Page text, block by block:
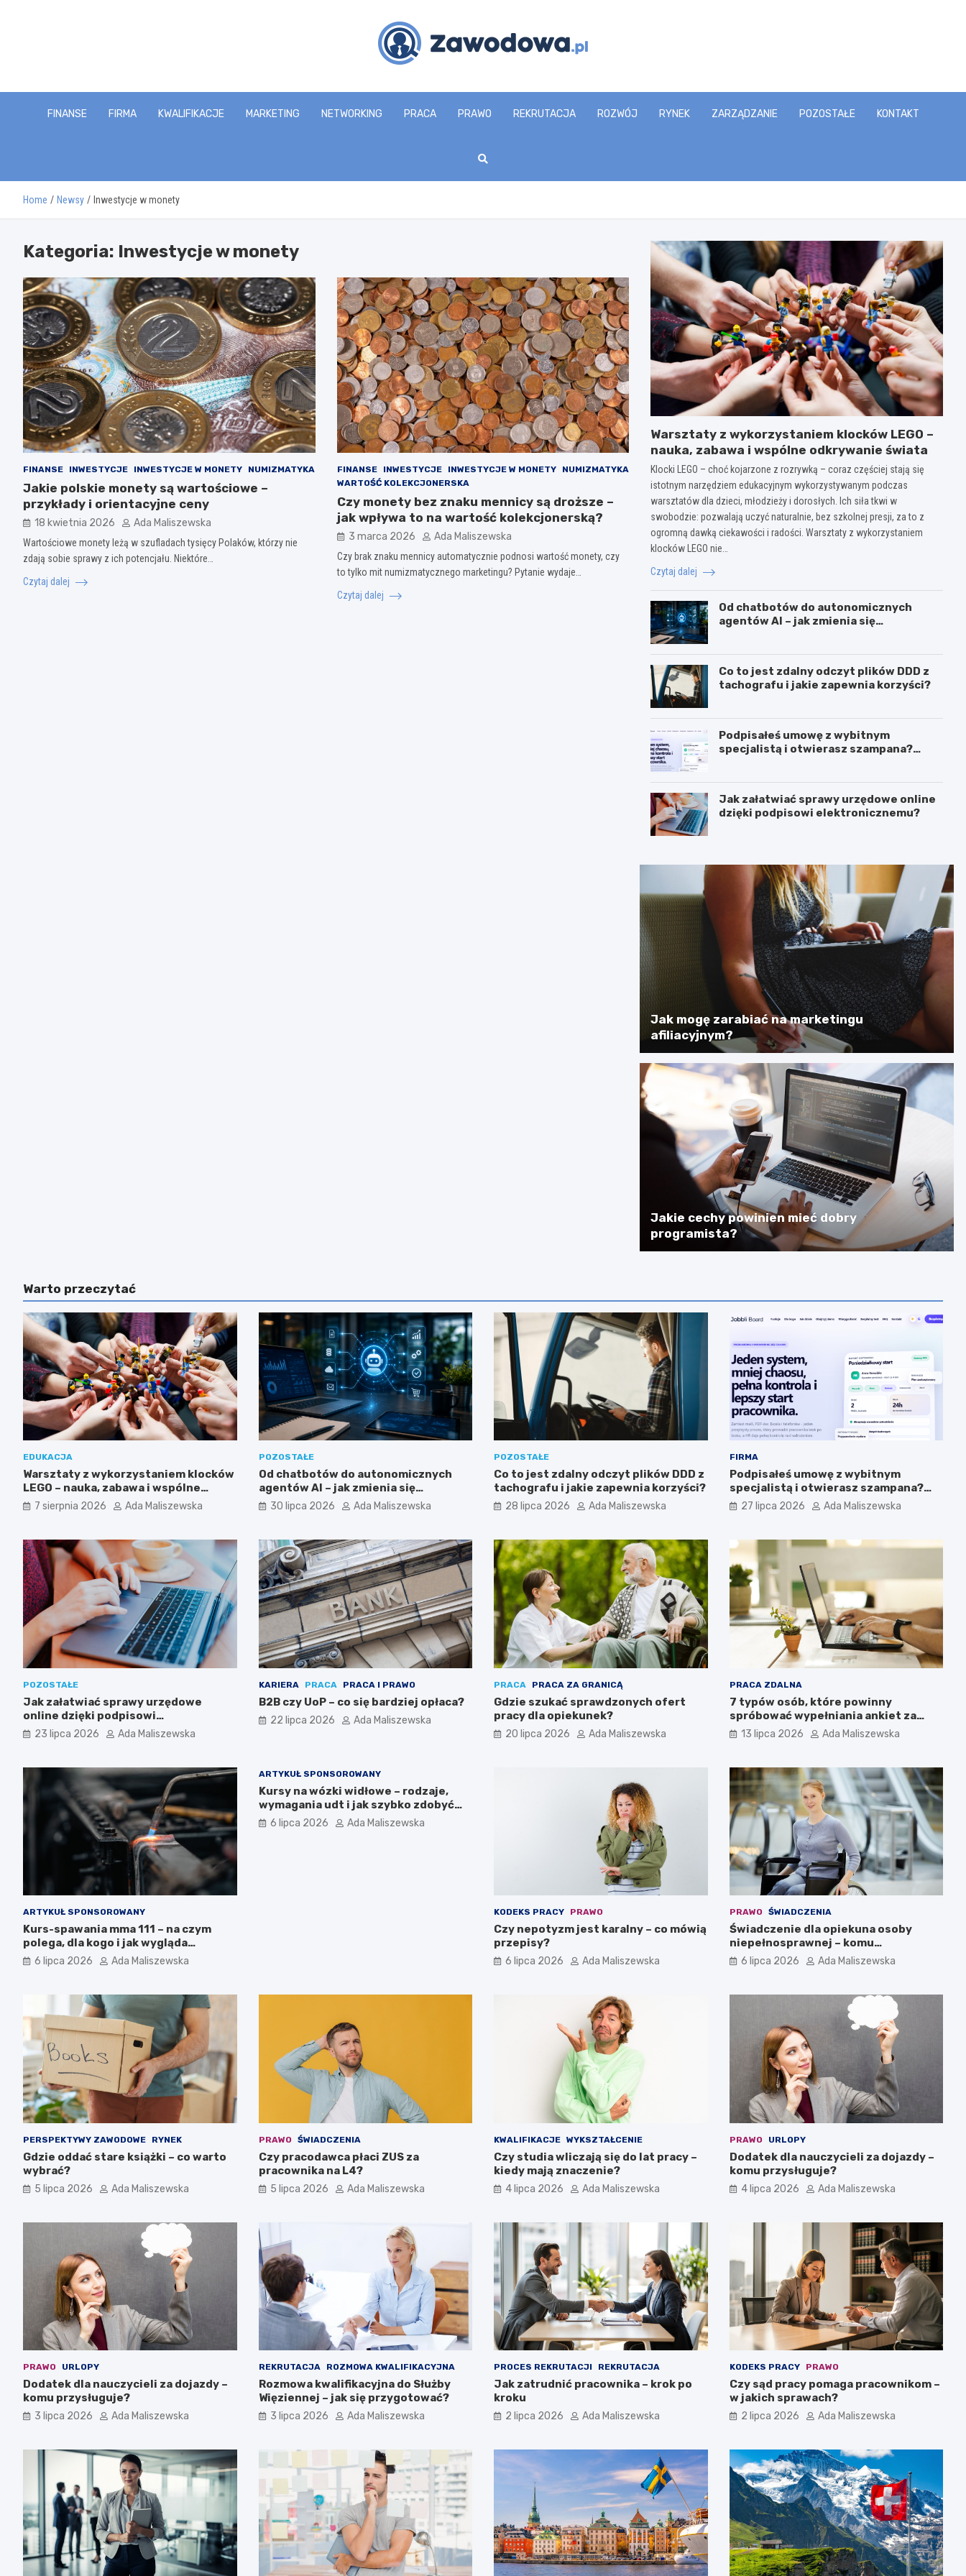
zawodowa.pl
FINANSE FIRMA KWALIFIKACJE MARKETING NETWORKING PRACA PRAWO REKRUTACJA ROZWÓJ RYNEK ZARZĄDZANIE POZOSTAŁE KONTAKT
Home Newsy Inwestycje w monety
Kategoria: Inwestycje w monety
FINANSE INWESTYCJE INWESTYCJE W MONETY NUMIZMATYKA
Jakie polskie monety są wartościowe –
przykłady i orientacyjne ceny
18 kwietnia 2026 Ada Maliszewska
Wartościowe monety leżą w szufladach tysięcy Polaków, którzy nie
zdają sobie sprawy z ich potencjału. Niektóre…
Czytaj dalej
FINANSE INWESTYCJE INWESTYCJE W MONETY
NUMIZMATYKA
WARTOŚĆ KOLEKCJONERSKA
Czy monety bez znaku mennicy są droższe –
jak wpływa to na wartość kolekcjonerską?
3 marca 2026 Ada Maliszewska
Czy brak znaku mennicy automatycznie podnosi wartość monety, czy
to tylko mit numizmatycznego marketingu? Pytanie wydaje…
Czytaj dalej
Warsztaty z wykorzystaniem klocków LEGO –
nauka, zabawa i wspólne odkrywanie świata
Klocki LEGO – choć kojarzone z rozrywką – coraz częściej stają się
istotnym narzędziem edukacyjnym wykorzystywanym podczas
warsztatów dla dzieci, młodzieży i dorosłych. Ich siła tkwi w
swobodzie: pozwalają uczyć naturalnie, bez szkolnej presji, za to z
ogromną dawką ciekawości i radości. Warsztaty z wykorzystaniem
klocków LEGO nie…
Czytaj dalej
Od chatbotów do autonomicznych
agentów AI – jak zmienia się
Co to jest zdalny odczyt plików DDD z
tachografu i jakie zapewnia korzyści?
Podpisałeś umowę z wybitnym
specjalistą i otwierasz szampana?
Jak załatwiać sprawy urzędowe online
dzięki podpisowi elektronicznemu?
Jak mogę zarabiać na marketingu
afiliacyjnym?
Jakie cechy powinien mieć dobry
programista?
Warto przeczytać
EDUKACJA
Warsztaty z wykorzystaniem klocków
LEGO – nauka, zabawa i wspólne
odkrywanie świata
7 sierpnia 2026 Ada Maliszewska
POZOSTAŁE
Od chatbotów do autonomicznych
agentów AI – jak zmienia się
wykorzystanie sztucznej inteligencji
w biznesie?
30 lipca 2026 Ada Maliszewska
POZOSTAŁE
Co to jest zdalny odczyt plików DDD z
tachografu i jakie zapewnia korzyści?
28 lipca 2026 Ada Maliszewska
FIRMA
Podpisałeś umowę z wybitnym
specjalistą i otwierasz szampana?
Przedwcześnie.
27 lipca 2026 Ada Maliszewska
POZOSTAŁE
Jak załatwiać sprawy urzędowe
online dzięki podpisowi
elektronicznemu?
23 lipca 2026 Ada Maliszewska
KARIERA PRACA PRACA I PRAWO
B2B czy UoP – co się bardziej opłaca?
22 lipca 2026 Ada Maliszewska
PRACA PRACA ZA GRANICĄ
Gdzie szukać sprawdzonych ofert
pracy dla opiekunek?
20 lipca 2026 Ada Maliszewska
PRACA ZDALNA
7 typów osób, które powinny
spróbować wypełniania ankiet za
pieniądze. Czy jesteś wśród nich?
13 lipca 2026 Ada Maliszewska
ARTYKUŁ SPONSOROWANY
Kurs-spawania mma 111 – na czym
polega, dla kogo i jak wygląda
egzamin?
6 lipca 2026 Ada Maliszewska
ARTYKUŁ SPONSOROWANY
Kursy na wózki widłowe – rodzaje,
wymagania udt i jak szybko zdobyć
uprawnienia
6 lipca 2026 Ada Maliszewska
KODEKS PRACY PRAWO
Czy nepotyzm jest karalny – co mówią
przepisy?
6 lipca 2026 Ada Maliszewska
PRAWO ŚWIADCZENIA
Świadczenie dla opiekuna osoby
niepełnosprawnej – komu
przysługuje?
6 lipca 2026 Ada Maliszewska
PERSPEKTYWY ZAWODOWE RYNEK
Gdzie oddać stare książki – co warto
wybrać?
5 lipca 2026 Ada Maliszewska
PRAWO ŚWIADCZENIA
Czy pracodawca płaci ZUS za
pracownika na L4?
5 lipca 2026 Ada Maliszewska
KWALIFIKACJE WYKSZTAŁCENIE
Czy studia wliczają się do lat pracy –
kiedy mają znaczenie?
4 lipca 2026 Ada Maliszewska
PRAWO URLOPY
Dodatek dla nauczycieli za dojazdy –
komu przysługuje?
4 lipca 2026 Ada Maliszewska
PRAWO URLOPY
Dodatek dla nauczycieli za dojazdy –
komu przysługuje?
3 lipca 2026 Ada Maliszewska
REKRUTACJA ROZMOWA KWALIFIKACYJNA
Rozmowa kwalifikacyjna do Służby
Więziennej – jak się przygotować?
3 lipca 2026 Ada Maliszewska
PROCES REKRUTACJI REKRUTACJA
Jak zatrudnić pracownika – krok po
kroku
2 lipca 2026 Ada Maliszewska
KODEKS PRACY PRAWO
Czy sąd pracy pomaga pracownikom –
w jakich sprawach?
2 lipca 2026 Ada Maliszewska